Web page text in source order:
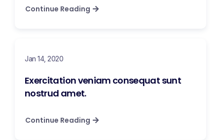
Continue Reading
Jan 14, 2020
Exercitation veniam consequat sunt
nostrud amet.
Continue Reading